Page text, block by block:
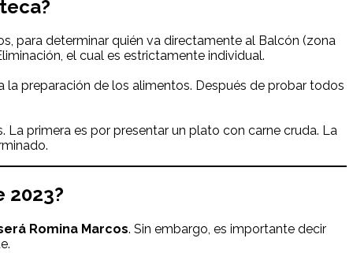
para determinar quién va directamente al Balcón (zona
el cual es estrictamente individual.
preparación de los alimentos. Después de probar todos
primera es por presentar un plato con carne cruda. La
2023?
Romina Marcos. Sin embargo, es importante decir